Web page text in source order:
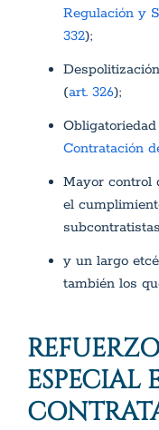
Regulación y
332);
(art. 326);
Contratación
Mayor control
el
y un largo
también los
ESPECIAL